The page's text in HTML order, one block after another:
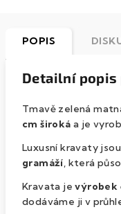
POPIS
Detailní
Tmavě zelená
cm široká a je
Luxusní kravaty
gramáží , která
Kravata je výrobek
dodáváme ji v